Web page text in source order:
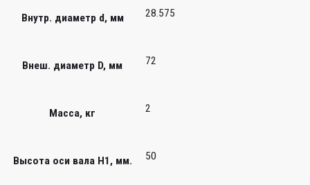
Внутр. диаметр d, мм 28.575
Внеш. диаметр D, мм 72
Масса, кг 2
Высота оси вала H1, мм. 50